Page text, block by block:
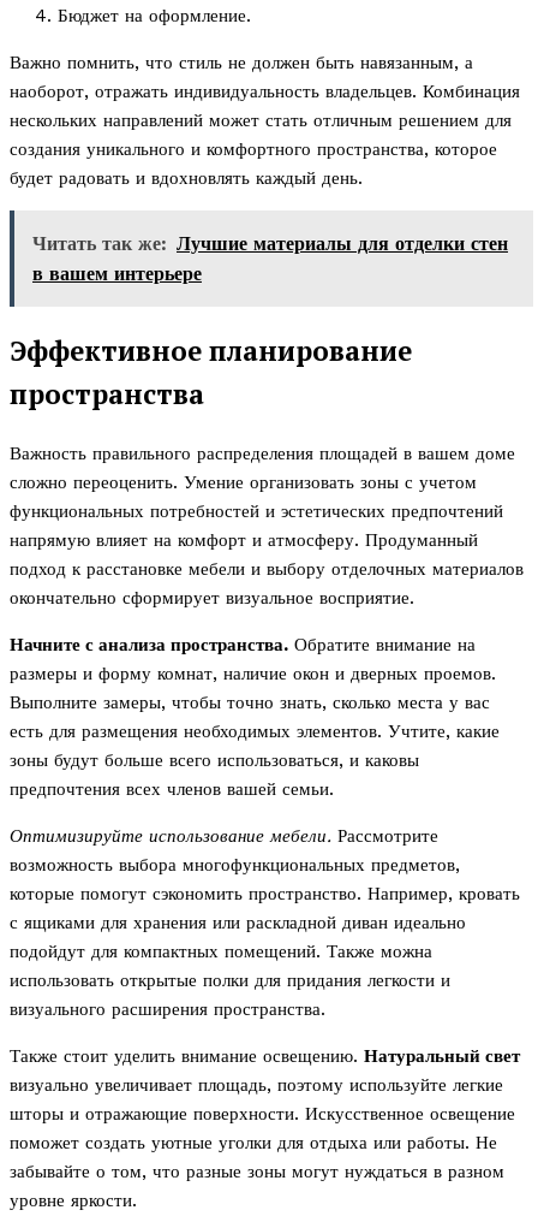
Бюджет на оформление.
Важно помнить, что стиль не должен быть навязанным, а
наоборот, отражать индивидуальность владельцев. Комбинация
нескольких направлений может стать отличным решением для
создания уникального и комфортного пространства, которое
будет радовать и вдохновлять каждый день.
Читать так же: Лучшие материалы для отделки стен
в вашем интерьере
Эффективное планирование
пространства
Важность правильного распределения площадей в вашем доме
сложно переоценить. Умение организовать зоны с учетом
функциональных потребностей и эстетических предпочтений
напрямую влияет на комфорт и атмосферу. Продуманный
подход к расстановке мебели и выбору отделочных материалов
окончательно сформирует визуальное восприятие.
Начните с анализа пространства. Обратите внимание на
размеры и форму комнат, наличие окон и дверных проемов.
Выполните замеры, чтобы точно знать, сколько места у вас
есть для размещения необходимых элементов. Учтите, какие
зоны будут больше всего использоваться, и каковы
предпочтения всех членов вашей семьи.
Оптимизируйте использование мебели. Рассмотрите
возможность выбора многофункциональных предметов,
которые помогут сэкономить пространство. Например, кровать
с ящиками для хранения или раскладной диван идеально
подойдут для компактных помещений. Также можна
использовать открытые полки для придания легкости и
визуального расширения пространства.
Также стоит уделить внимание освещению. Натуральный свет
визуально увеличивает площадь, поэтому используйте легкие
шторы и отражающие поверхности. Искусственное освещение
поможет создать уютные уголки для отдыха или работы. Не
забывайте о том, что разные зоны могут нуждаться в разном
уровне яркости.